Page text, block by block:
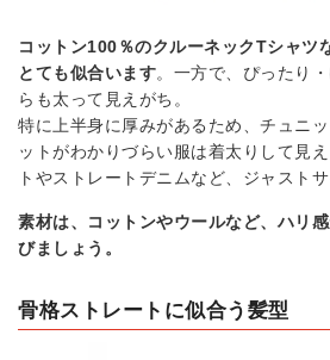
コットン100％のクルーネックTシャツ
とても似合います。一方で、ぴったり
らも太って見えがち。
特に上半身に厚みがあるため、チュニ
ットがわかりづらい服は着太りして見
トやストレートデニムなど、ジャスト
素材は、コットンやウールなど、ハリ
びましょう。
骨格ストレートに似合う髪型